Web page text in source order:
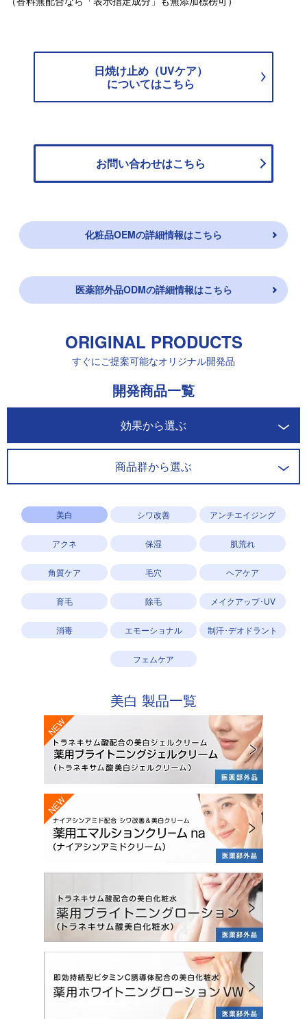
日焼け止め（UVケア）
についてはこちら
お問い合わせはこちら
化粧品OEMの詳細情報はこちら
医薬部外品ODMの詳細情報はこちら
ORIGINAL PRODUCTS
すぐにご提案可能なオリジナル開発品
開発商品一覧
効果から選ぶ
商品群から選ぶ
美白 シワ改善 アンチエイジング
アクネ 保湿 肌荒れ
角質ケア 毛穴 ヘアケア
育毛 除毛 メイクアップ･UV
消毒 エモーショナル 制汗･デオドラント
フェムケア
美白 製品一覧